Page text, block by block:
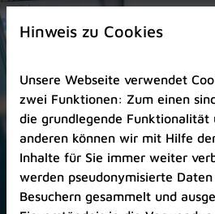
Zur
Startseite
Zum
Seitenanfang
springen
(Schnelltaste
A)
Zur
Navigation/Menü
Hinweis zu Cookies
Unsere Webseite verwendet
zwei Funktionen: Zum einen
die grundlegende Funktionalität
anderen können wir mit Hilfe
Inhalte für Sie immer weiter
werden pseudonymisierte
Besuchern gesammelt und